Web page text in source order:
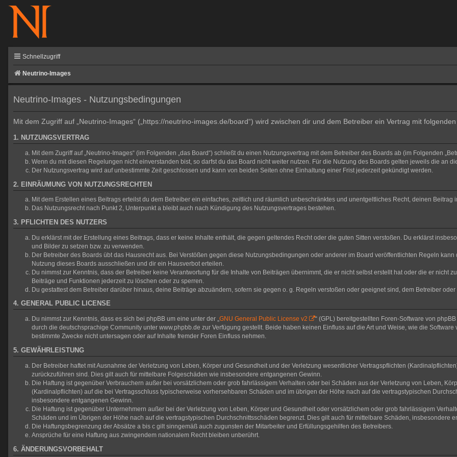
Schnellzugriff
Neutrino-Images
Neutrino-Images - Nutzungsbedingungen
Mit dem Zugriff auf „Neutrino-Images“ („https://neutrino-images.de/board“) wird zwischen dir und dem Betreiber ein Vertrag mit
1. NUTZUNGSVERTRAG
Mit dem Zugriff auf „Neutrino-Images“ (im Folgenden „das Board“) schließt du einen Nutzungsvertrag mit dem Betreiber des Boards ab (im Folgenden
Wenn du mit diesen Regelungen nicht einverstanden bist, so darfst du das Board nicht weiter nutzen. Für die Nutzung des Boards gelten jeweils die an
Der Nutzungsvertrag wird auf unbestimmte Zeit geschlossen und kann von beiden Seiten ohne Einhaltung einer Frist jederzeit gekündigt werden.
2. EINRÄUMUNG VON NUTZUNGSRECHTEN
Mit dem Erstellen eines Beitrags erteilst du dem Betreiber ein einfaches, zeitlich und räumlich unbeschränktes und unentgeltliches Recht, deinen Beitrag
Das Nutzungsrecht nach Punkt 2, Unterpunkt a bleibt auch nach Kündigung des Nutzungsvertrages bestehen.
3. PFLICHTEN DES NUTZERS
Du erklärst mit der Erstellung eines Beitrags, dass er keine Inhalte enthält, die gegen geltendes Recht oder die guten Sitten verstoßen. Du erklärst
und Bilder zu setzen bzw. zu verwenden.
Der Betreiber des Boards übt das Hausrecht aus. Bei Verstößen gegen diese Nutzungsbedingungen oder anderer im Board veröffentlichten Regeln
Nutzung dieses Boards ausschließen und dir ein Hausverbot erteilen.
Du nimmst zur Kenntnis, dass der Betreiber keine Verantwortung für die Inhalte von Beiträgen übernimmt, die er nicht selbst erstellt hat oder die er nicht
Beiträge und Funktionen jederzeit zu löschen oder zu sperren.
Du gestattest dem Betreiber darüber hinaus, deine Beiträge abzuändern, sofern sie gegen o. g. Regeln verstoßen oder geeignet sind, dem Betreiber
4. GENERAL PUBLIC LICENSE
Du nimmst zur Kenntnis, dass es sich bei phpBB um eine unter der „GNU General Public License v2
“ (GPL) bereitgestellten Foren-Software von
durch die deutschsprachige Community unter www.phpbb.de zur Verfügung gestellt. Beide haben keinen Einfluss auf die Art und Weise, wie die
bestimmte Zwecke nicht untersagen oder auf Inhalte fremder Foren Einfluss nehmen.
5. GEWÄHRLEISTUNG
Der Betreiber haftet mit Ausnahme der Verletzung von Leben, Körper und Gesundheit und der Verletzung wesentlicher Vertragspflichten
zurückzuführen sind. Dies gilt auch für mittelbare Folgeschäden wie insbesondere entgangenen Gewinn.
Die Haftung ist gegenüber Verbrauchern außer bei vorsätzlichem oder grob fahrlässigem Verhalten oder bei Schäden aus der Verletzung von Leben,
(Kardinalpflichten) auf die bei Vertragsschluss typischerweise vorhersehbaren Schäden und im übrigen der Höhe nach auf die vertragstypischen
insbesondere entgangenen Gewinn.
Die Haftung ist gegenüber Unternehmern außer bei der Verletzung von Leben, Körper und Gesundheit oder vorsätzlichem oder grob fahrlässigem
Schäden und im Übrigen der Höhe nach auf die vertragstypischen Durchschnittsschäden begrenzt. Dies gilt auch für mittelbare Schäden, insbesondere
Die Haftungsbegrenzung der Absätze a bis c gilt sinngemäß auch zugunsten der Mitarbeiter und Erfüllungsgehilfen des Betreibers.
Ansprüche für eine Haftung aus zwingendem nationalem Recht bleiben unberührt.
6. ÄNDERUNGSVORBEHALT